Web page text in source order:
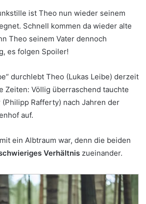
ist Theo nun wieder seinem
Schnell kommen da wieder alte
Theo seinem Vater dennoch
es folgen Spoiler!
durchlebt Theo (Lukas Leibe) derzeit
Zeiten: Völlig überraschend tauchte
Rafferty) nach Jahren der
auf.
ein Albtraum war, denn die beiden
Verhältnis zueinander.